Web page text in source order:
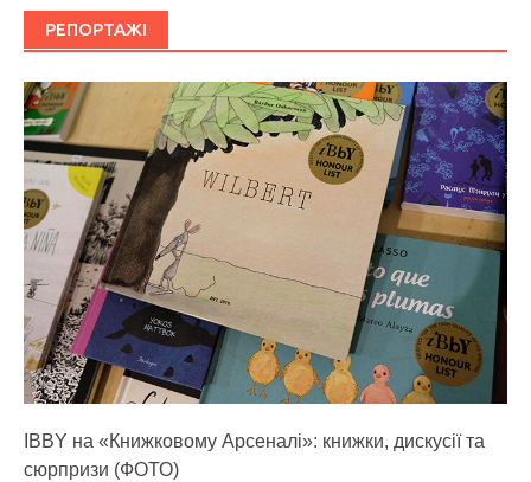
РЕПОРТАЖІ
IBBY на «Книжковому Арсеналі»: книжки, дискусії та
сюрпризи (ФОТО)